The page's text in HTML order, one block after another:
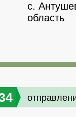
с.
область